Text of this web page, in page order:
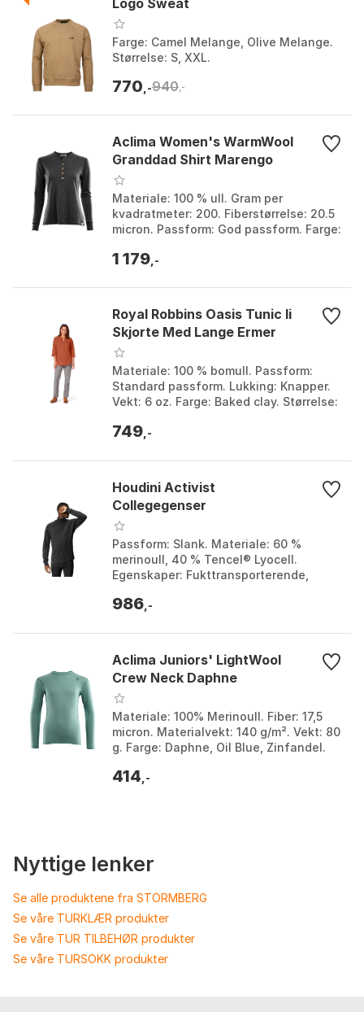
Farge: Camel Melange, Olive Melange.
Størrelse: S, XXL.
770 ,-940 ,-
Aclima Women's WarmWool
Granddad Shirt Marengo
Materiale: 100 % ull. Gram per
kvadratmeter: 200. Fiberstørrelse: 20.5
micron. Passform: God passform. Farge:
1 179 ,-
Royal Robbins Oasis Tunic Ii
Skjorte Med Lange Ermer
Materiale: 100 % bomull. Passform:
Standard passform. Lukking: Knapper.
Vekt: 6 oz. Farge: Baked clay. Størrelse:
749 ,-
Houdini Activist
Collegegenser
Passform: Slank. Materiale: 60 %
merinoull, 40 % Tencel® Lyocell.
Egenskaper: Fukttransporterende,
Fornybare, nedbrytbare og ...
986 ,-
Aclima Juniors' LightWool
Crew Neck Daphne
Materiale: 100% Merinoull. Fiber: 17,5
micron. Materialvekt: 140 g/m². Vekt: 80
g. Farge: Daphne, Oil Blue, Zinfandel.
414 ,-
Nyttige lenker
Se alle produktene fra STORMBERG
Se våre TURKLÆR produkter
Se våre TUR TILBEHØR produkter
Se våre TURSOKK produkter